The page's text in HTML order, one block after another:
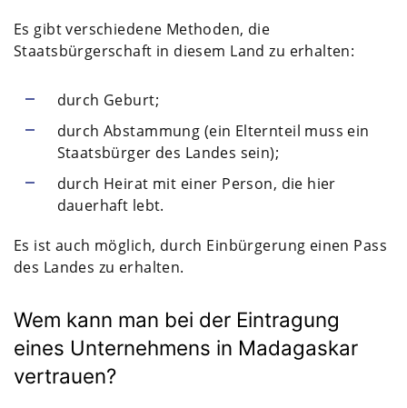
Es gibt verschiedene Methoden, die
Staatsbürgerschaft in diesem Land zu erhalten:
durch Geburt;
durch Abstammung (ein Elternteil muss ein
Staatsbürger des Landes sein);
durch Heirat mit einer Person, die hier
dauerhaft lebt.
Es ist auch möglich, durch Einbürgerung einen Pass
des Landes zu erhalten.
Wem kann man bei der Eintragung
eines Unternehmens in Madagaskar
vertrauen?